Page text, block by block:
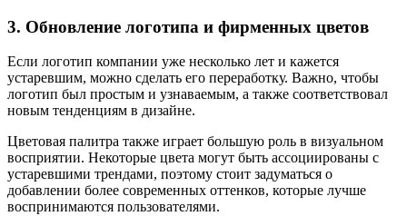
3. Обновление логотипа и фирменных цветов
Если логотип компании уже несколько лет и кажется
устаревшим, можно сделать его переработку. Важно, чтобы
логотип был простым и узнаваемым, а также соответствовал
новым тенденциям в дизайне.
Цветовая палитра также играет большую роль в визуальном
восприятии. Некоторые цвета могут быть ассоциированы с
устаревшими трендами, поэтому стоит задуматься о
добавлении более современных оттенков, которые лучше
воспринимаются пользователями.